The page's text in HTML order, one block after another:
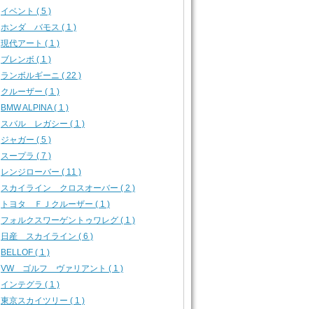
イベント ( 5 )
ホンダ バモス ( 1 )
現代アート ( 1 )
ブレンボ ( 1 )
ランボルギーニ ( 22 )
クルーザー ( 1 )
BMW ALPINA ( 1 )
スバル レガシー ( 1 )
ジャガー ( 5 )
スープラ ( 7 )
レンジローバー ( 11 )
スカイライン クロスオーバー ( 2 )
トヨタ ＦＪクルーザー ( 1 )
フォルクスワーゲントゥワレグ ( 1 )
日産 スカイライン ( 6 )
BELLOF ( 1 )
VW ゴルフ ヴァリアント ( 1 )
インテグラ ( 1 )
東京スカイツリー ( 1 )